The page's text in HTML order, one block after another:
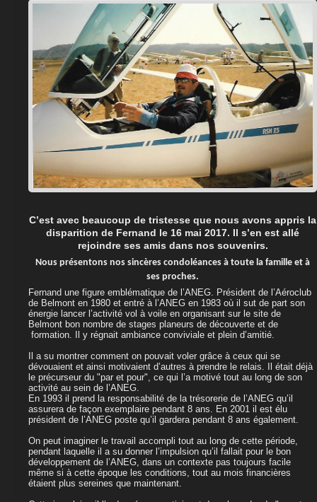
C’est avec beaucoup de tristesse que nous avons appris la
disparition de Fernand le 16 mai 2017. Il s’en est allé
rejoindre ses amis dans nos souvenirs.
Nous présentons nos sincères condoléances à toute la famille et à
ses proches.
Fernand une figure emblématique de l’ANEG. Président de l’Aéroclub
de Belmont en 1980 et entré à l’ANEG en 1983 où il sut de part son
énergie lancer l’activité vol à voile en organisant sur le site de
Belmont bon nombre de stages planeurs de découverte et de
formation. Il y régnait ambiance conviviale et plein d’amitié.
Il a su montrer comment on pouvait voler grâce à ceux qui se
dévouaient et ainsi motivaient d’autres à prendre le relais. Il était déjà
le précurseur du "par et pour", ce qui l’a motivé tout au long de son
activité au sein de l’ANEG.
En 1993 il prend la responsabilité de la trésorerie de l’ANEG qu’il
assurera de façon exemplaire pendant 8 ans. En 2001 il est élu
président de l’ANEG poste qu’il gardera pendant 8 ans également.
On peut imaginer le travail accompli tout au long de cette période,
pendant laquelle il a su donner l’impulsion qu’il fallait pour le bon
développement de l’ANEG, dans un contexte pas toujours facile
même si à cette époque les conditions, tout au mois financières
étaient plus sereines que maintenant.